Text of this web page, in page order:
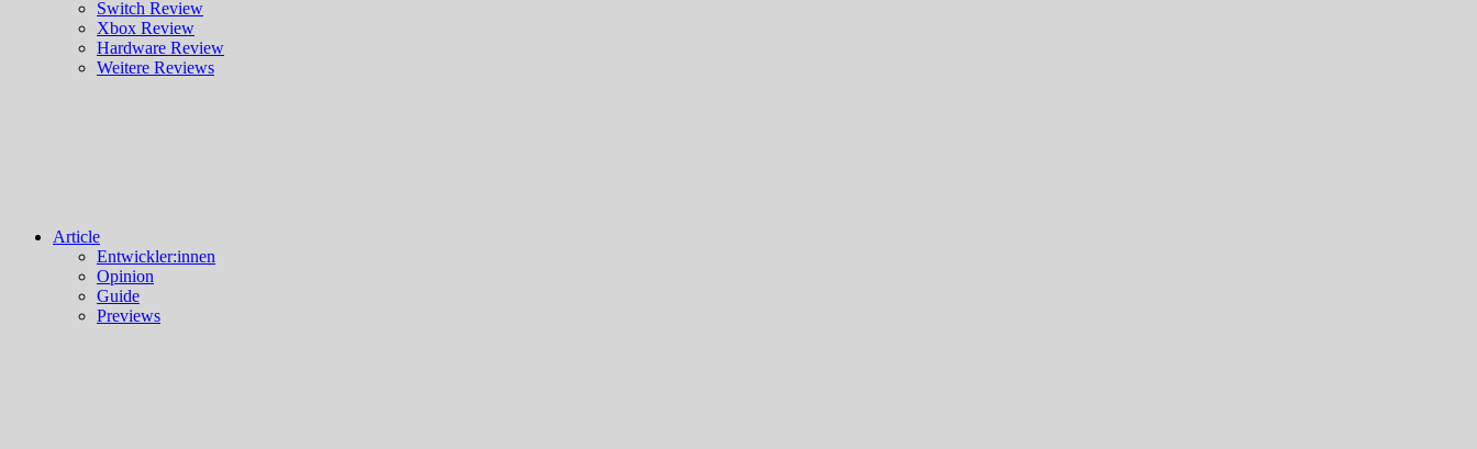
Switch Review
Xbox Review
Hardware Review
Weitere Reviews
Article
Entwickler:innen
Opinion
Guide
Previews